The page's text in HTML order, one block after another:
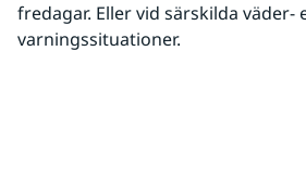
fredagar. Eller vid särskilda väder-
varningssituationer.